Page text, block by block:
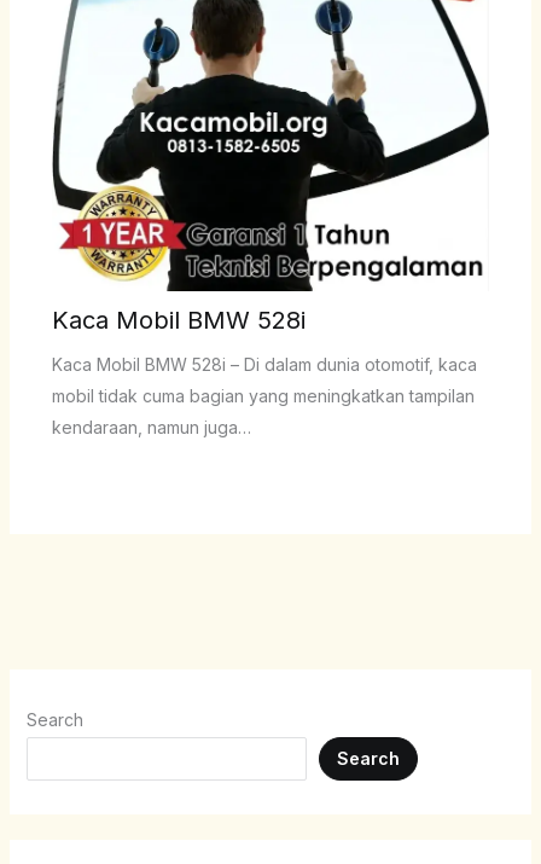
Kaca Mobil BMW 528i
Kaca Mobil BMW 528i – Di dalam dunia otomotif, kaca
mobil tidak cuma bagian yang meningkatkan tampilan
kendaraan, namun juga…
Search
Search